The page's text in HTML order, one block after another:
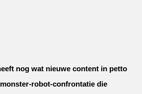
nog wat nieuwe content in petto
robot-confrontatie die